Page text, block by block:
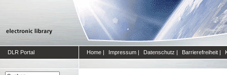
DLR Portal Home | Impressum | Datenschutz | Barrierefreiheit |